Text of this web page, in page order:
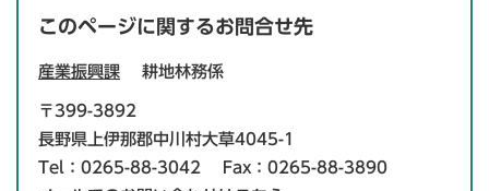
このページに関するお問合せ先
産業振興課 耕地林務係
〒399-3892
長野県上伊那郡中川村大草4045-1
Tel：0265-88-3042
Fax：0265-88-3890